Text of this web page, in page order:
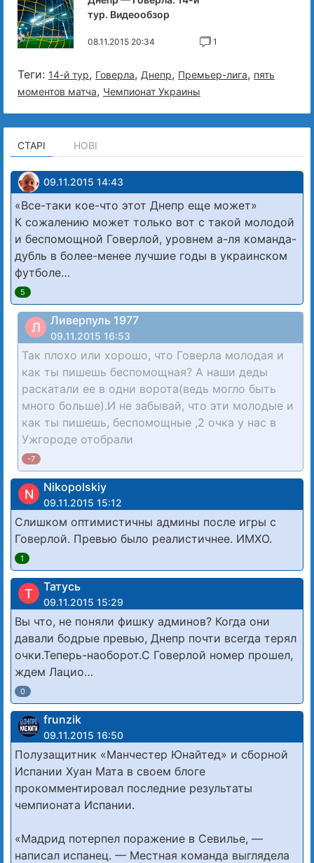
тур. Видеообзор
08.11.2015 20:34 1
Теги: 14-й тур, Говерла, Днепр, Премьер-лига, пять
моментов матча, Чемпионат Украины
СТАРІ НОВІ
09.11.2015 14:43
«Все-таки кое-что этот Днепр еще может»
К сожалению может только вот с такой молодой
и беспомощной Говерлой, уровнем а-ля команда-
дубль в более-менее лучшие годы в украинском
футболе…
5
Л Ливерпуль 1977
09.11.2015 16:53
Так плохо или хорошо, что Говерла молодая и
как ты пишешь беспомощная? А наши деды
раскатали ее в одни ворота(ведь могло быть
много больше).И не забывай, что эти молодые и
как ты пишешь, беспомощные ,2 очка у нас в
Ужгороде отобрали
-7
N Nikopolskiy
09.11.2015 15:12
Слишком оптимистичны админы после игры с
Говерлой. Превью было реалистичнее. ИМХО.
1
Т Татусь
09.11.2015 15:29
Вы что, не поняли фишку админов? Когда они
давали бодрые превью, Днепр почти всегда терял
очки.Теперь-наоборот.С Говерлой номер прошел,
ждем Лацио…
0
frunzik
09.11.2015 16:50
Полузащитник «Манчестер Юнайтед» и сборной
Испании Хуан Мата в своем блоге
прокомментировал последние результаты
чемпионата Испании.
«Мадрид потерпел поражение в Севилье, —
написал испанец. — Местная команда выглядела